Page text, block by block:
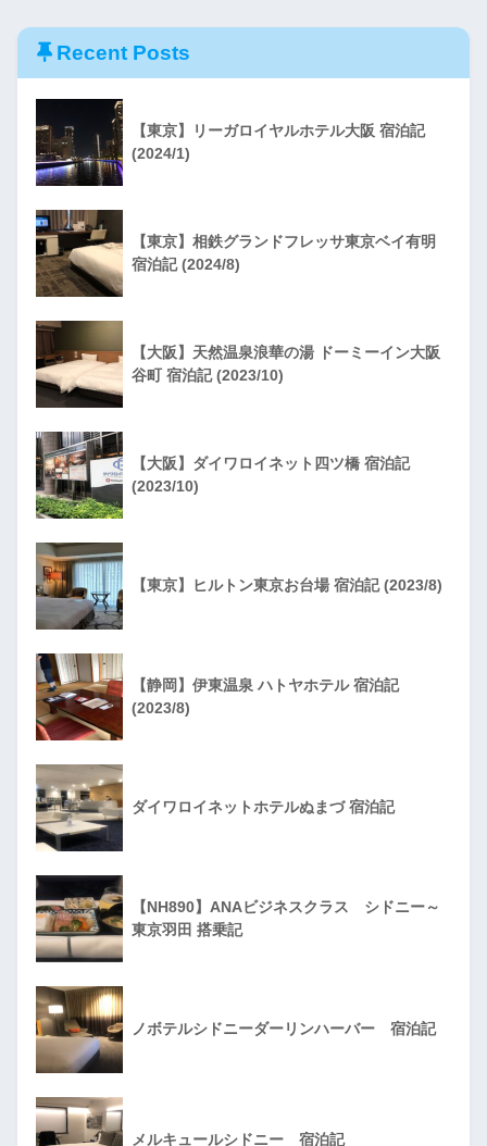
Recent Posts
【東京】リーガロイヤルホテル大阪 宿泊記
(2024/1)
【東京】相鉄グランドフレッサ東京ベイ有明
宿泊記 (2024/8)
【大阪】天然温泉浪華の湯 ドーミーイン大阪
谷町 宿泊記 (2023/10)
【大阪】ダイワロイネット四ツ橋 宿泊記
(2023/10)
【東京】ヒルトン東京お台場 宿泊記 (2023/8)
【静岡】伊東温泉 ハトヤホテル 宿泊記
(2023/8)
ダイワロイネットホテルぬまづ 宿泊記
【NH890】ANAビジネスクラス シドニー～
東京羽田 搭乗記
ノボテルシドニーダーリンハーバー 宿泊記
メルキュールシドニー 宿泊記